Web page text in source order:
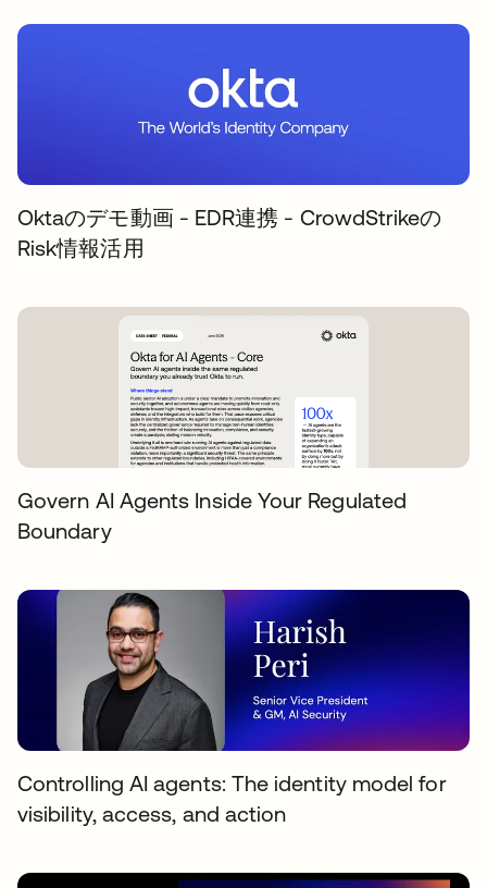
Oktaのデモ動画 - EDR連携 - CrowdStrikeの
Risk情報活用
Govern AI Agents Inside Your Regulated
Boundary
Controlling AI agents: The identity model for
visibility, access, and action